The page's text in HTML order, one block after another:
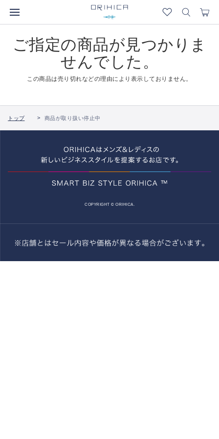
ご指定の商品が見つかりま
せんでした。
この商品は売り切れなどの理由により表示しておりません。
トップ 商品が取り扱い停止中
COPYRIGHT © ORIHICA.